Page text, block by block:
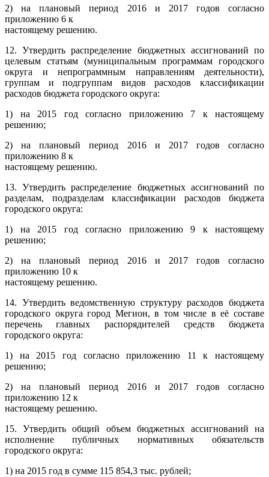
2) на плановый период 2016 и 2017 годов согласно
приложению 6 к
настоящему решению.
12. Утвердить распределение бюджетных ассигнований по
целевым статьям (муниципальным программам городского
округа и непрограммным направлениям деятельности),
группам и подгруппам видов расходов классификации
расходов бюджета городского округа:
1) на 2015 год согласно приложению 7 к настоящему
решению;
2) на плановый период 2016 и 2017 годов согласно
приложению 8 к
настоящему решению.
13. Утвердить распределение бюджетных ассигнований по
разделам, подразделам классификации расходов бюджета
городского округа:
1) на 2015 год согласно приложению 9 к настоящему
решению;
2) на плановый период 2016 и 2017 годов согласно
приложению 10 к
настоящему решению.
14. Утвердить ведомственную структуру расходов бюджета
городского округа город Мегион, в том числе в её составе
перечень главных распорядителей средств бюджета
городского округа:
1) на 2015 год согласно приложению 11 к настоящему
решению;
2) на плановый период 2016 и 2017 годов согласно
приложению 12 к
настоящему решению.
15. Утвердить общий объем бюджетных ассигнований на
исполнение публичных нормативных обязательств
городского округа:
1) на 2015 год в сумме 115 854,3 тыс. рублей;